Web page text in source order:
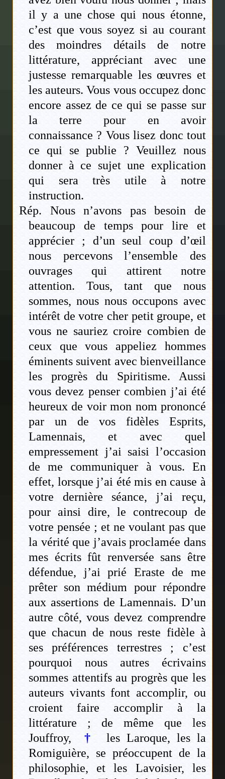
il y a une chose qui nous étonne,
c’est que vous soyez si au courant
des moindres détails de notre
littérature, appréciant avec une
justesse remarquable les œuvres et
les auteurs. Vous vous occupez donc
encore assez de ce qui se passe sur
la terre pour en avoir
connaissance ? Vous lisez donc tout
ce qui se publie ? Veuillez nous
donner à ce sujet une explication
qui sera très utile à notre
instruction.
Rép. Nous n’avons pas besoin de
beaucoup de temps pour lire et
apprécier ; d’un seul coup d’œil
nous percevons l’ensemble des
ouvrages qui attirent notre
attention. Tous, tant que nous
sommes, nous nous occupons avec
intérêt de votre cher petit groupe, et
vous ne sauriez croire combien de
ceux que vous appeliez hommes
éminents suivent avec bienveillance
les progrès du Spiritisme. Aussi
vous devez penser combien j’ai été
heureux de voir mon nom prononcé
par un de vos fidèles Esprits,
Lamennais, et avec quel
empressement j’ai saisi l’occasion
de me communiquer à vous. En
effet, lorsque j’ai été mis en cause à
votre dernière séance, j’ai reçu,
pour ainsi dire, le contrecoup de
votre pensée ; et ne voulant pas que
la vérité que j’avais proclamée dans
mes écrits fût renversée sans être
défendue, j’ai prié Eraste de me
prêter son médium pour répondre
aux assertions de Lamennais. D’un
autre côté, vous devez comprendre
que chacun de nous reste fidèle à
ses préférences terrestres ; c’est
pourquoi nous autres écrivains
sommes attentifs au progrès que les
auteurs vivants font accomplir, ou
croient faire accomplir à la
littérature ; de même que les
Jouffroy,
†
les Laroque, les la
Romiguière, se préoccupent de la
philosophie, et les Lavoisier, les